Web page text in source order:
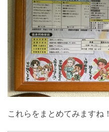
これらをまとめてみますね！